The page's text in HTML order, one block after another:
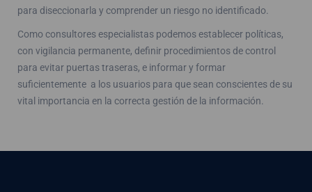
para diseccionarla y comprender un riesgo no identificado.
Como consultores especialistas podemos establecer políticas,
con vigilancia permanente, definir procedimientos de control
para evitar puertas traseras, e informar y formar
suficientemente a los usuarios para que sean conscientes de su
vital importancia en la correcta gestión de la información.